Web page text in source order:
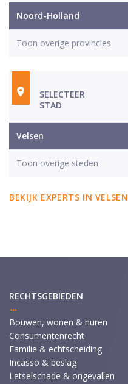
Noord-Holland
Toon overige provincies
SELECTEER
STAD
Velsen
Toon overige steden
BEKIJK EXPERTS IN VELSEN
RECHTSGEBIEDEN
Bouwen, wonen & huren
Consumentenrecht
Familie & echtscheiding
Incasso & beslag
Letselschade & ongevallen